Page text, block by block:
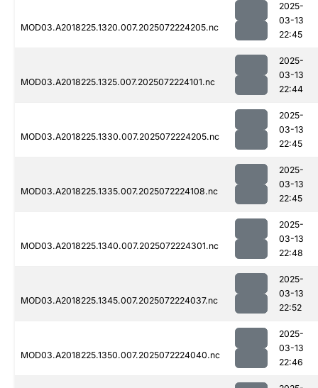
MOD03.A2018225.1320.007.2025072224205.nc
2025-
03-13
22:45
MOD03.A2018225.1325.007.2025072224101.nc
2025-
03-13
22:44
MOD03.A2018225.1330.007.2025072224205.nc
2025-
03-13
22:45
MOD03.A2018225.1335.007.2025072224108.nc
2025-
03-13
22:45
MOD03.A2018225.1340.007.2025072224301.nc
2025-
03-13
22:48
MOD03.A2018225.1345.007.2025072224037.nc
2025-
03-13
22:52
MOD03.A2018225.1350.007.2025072224040.nc
2025-
03-13
22:46